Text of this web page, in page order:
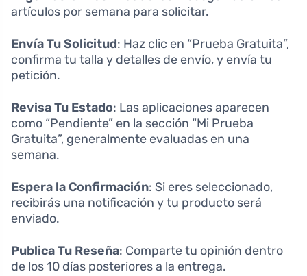
artículos por semana para solicitar.
Envía Tu Solicitud: Haz clic en “Prueba Gratuita”,
confirma tu talla y detalles de envío, y envía tu
petición.
Revisa Tu Estado: Las aplicaciones aparecen
como “Pendiente” en la sección “Mi Prueba
Gratuita”, generalmente evaluadas en una
semana.
Espera la Confirmación: Si eres seleccionado,
recibirás una notificación y tu producto será
enviado.
Publica Tu Reseña: Comparte tu opinión dentro
de los 10 días posteriores a la entrega.